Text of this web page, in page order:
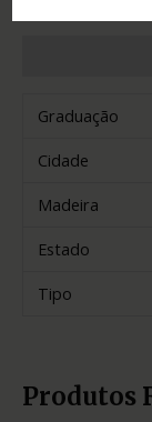
Graduação
Cidade
Madeira
Estado
Tipo
Produtos